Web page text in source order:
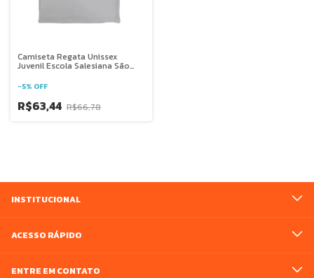
Camiseta Regata Unissex
Juvenil Escola Salesiana São
-5% OFF
R$63,44 R$66,78
INSTITUCIONAL
ACESSO RÁPIDO
ENTRE EM CONTATO